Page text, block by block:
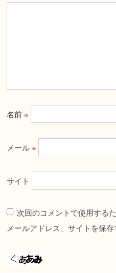
名前※
メール※
サイト
次回のコメントで使用する
メールアドレス、サイトを保存